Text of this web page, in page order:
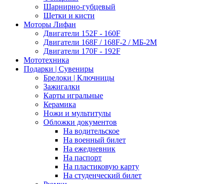
Шарнирно-губцевый
Щетки и кисти
Моторы Лифан
Двигатели 152F - 160F
Двигатели 168F / 168F-2 / МБ-2М
Двигатели 170F - 192F
Мототехника
Подарки | Сувениры
Брелоки | Ключницы
Зажигалки
Карты игральные
Керамика
Ножи и мультитулы
Обложки документов
На водительское
На военный билет
На ежедневник
На паспорт
На пластиковую карту
На студенческий билет